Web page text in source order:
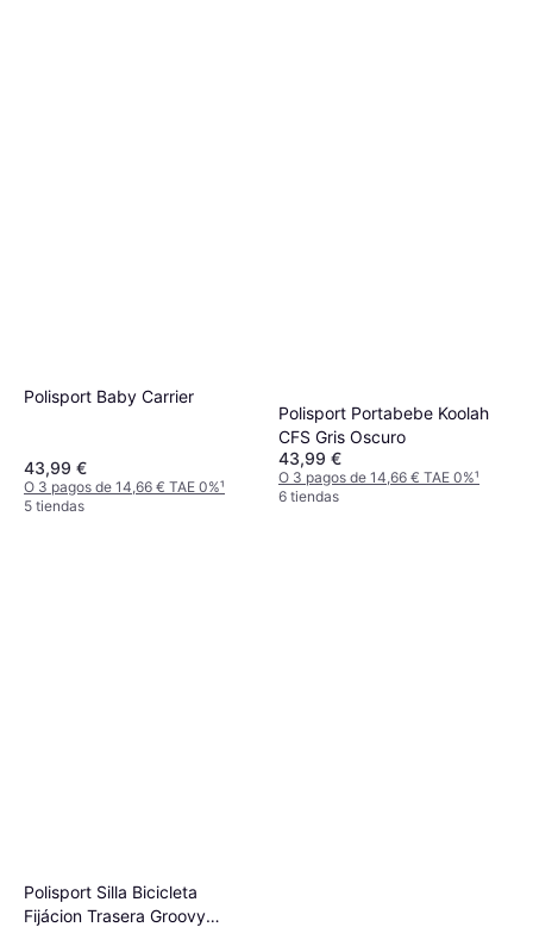
Polisport Baby Carrier
43,99 €
O 3 pagos de 14,66 € TAE 0%¹
5 tiendas
Polisport Portabebe Koolah
CFS Gris Oscuro
43,99 €
O 3 pagos de 14,66 € TAE 0%¹
6 tiendas
Polisport Silla Bicicleta
Fijácion Trasera Groovy